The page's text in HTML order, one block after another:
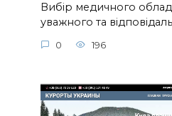
Вибір медичного
уважного та
0 196